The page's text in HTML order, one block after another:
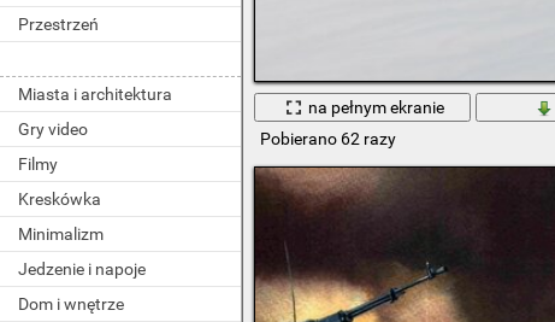
Przestrzeń
Miasta i architektura
Gry video
Filmy
Kreskówka
Minimalizm
Jedzenie i napoje
Dom i wnętrze
na pełnym ekranie
Pobierano 62 razy